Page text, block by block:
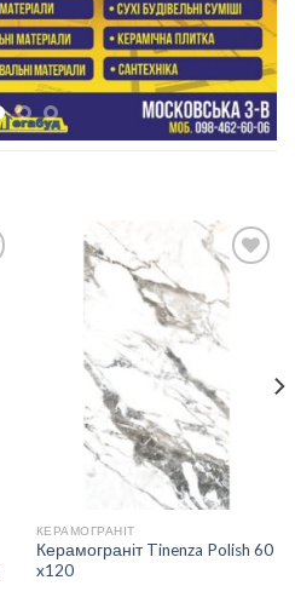
ДОДАТИ
ДО
СПИСКУ
БАЖАНЬ
КЕРАМОГРАНІТ
Керамограніт Tinenza Polish 60
x120